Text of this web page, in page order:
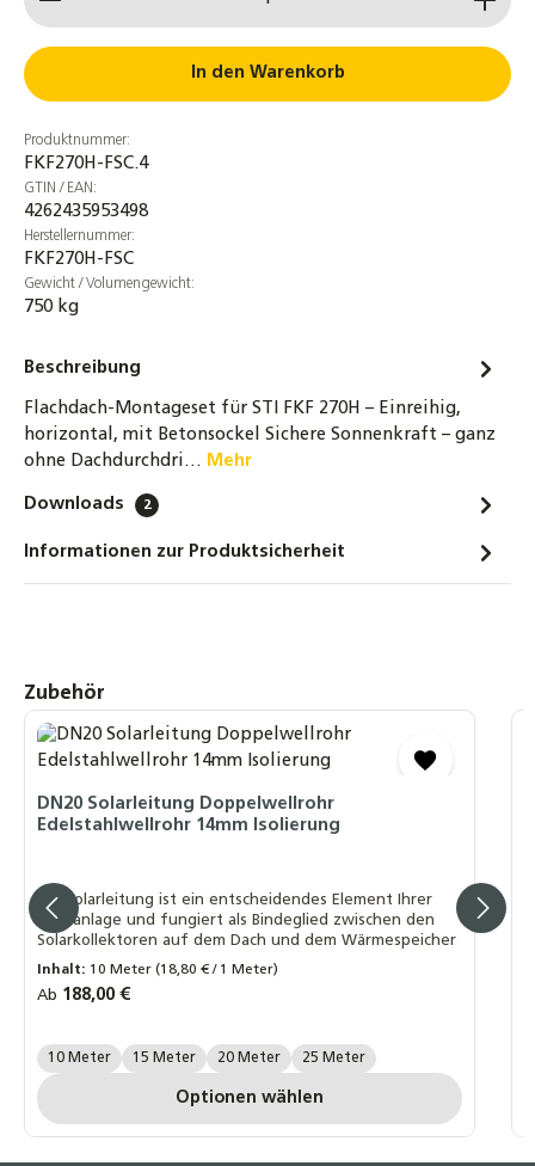
Anschlussrohr für Ausdehnungsgefäße
DN16 Wellrohr Verschraubung
Schnellverschraubung Schnellkupplung für
Solarleitungen
8,70 €
DN20 Wellrohr Verschraubung
Solarleitungen
12,40 €
STI Hochleistungs-Flachkollektor FKF 270
554,00 €
STI Hochleistungs-Flachkollektor FKF 270
Sonnenkollektor Solarthermie-Kollektor
Solarregler
Temperaturdifferenzsteuerung, WLAN + 2
Fühler
SOREL TDC Smart Compact, Solarsteuerung
Temperaturdifferenzsteuerung, WLAN + 2
Fühler
185,90 €
In den Warenkorb
Produktnummer:
FKF270H-FSC.4
GTIN / EAN:
4262435953498
Herstellernummer:
FKF270H-FSC
Gewicht / Volumengewicht:
750 kg
Beschreibung
Flachdach-Montageset für STI FKF 270H – Einreihig,
horizontal, mit Betonsockel Sichere Sonnenkraft – ganz
ohne Dachdurchdri… Mehr
Downloads 2
Informationen zur Produktsicherheit
Produktgalerie überspringen
Zubehör
DN20 Solarleitung Doppelwellrohr
Edelstahlwellrohr 14mm Isolierung
Die Solarleitung ist ein entscheidendes Element Ihrer
Solaranlage und fungiert als Bindeglied zwischen den
Solarkollektoren auf dem Dach und dem Wärmespeicher
Inhalt: 10 Meter(18,80 € / 1 Meter)
Regulärer Preis:
Ab 188,00 €
Länge Wellrohr:
10 Meter 15 Meter 20 Meter 25 Meter
Optionen wählen